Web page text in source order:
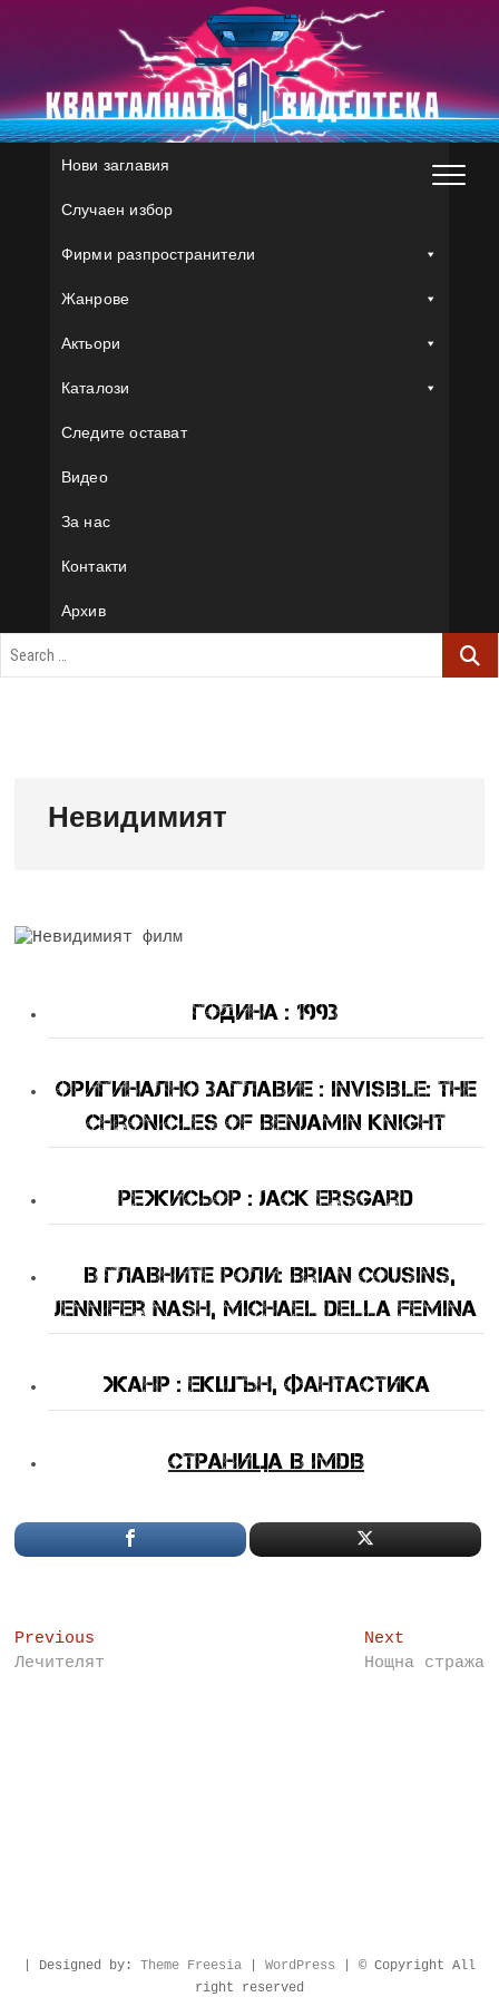
Нови заглавия
Случаен избор
Фирми разпространители
Жанрове
Актьори
Каталози
Следите остават
Видео
За нас
Контакти
Архив
Невидимият
Година : 1993
Оригинално Заглавие : Invisible: The
Chronicles of Benjamin Knight
Режисьор : Jack Ersgard
В Главните Роли: Brian Cousins,
Jennifer Nash, Michael Della Femina
Жанр : екшън, фантастика
Страница в IMDB
Post
navigation
Previous
post:
Лечителят
NextNext
post:
Нощна стража
| Designed by: Theme Freesia| WordPress | © Copyright All
right reserved